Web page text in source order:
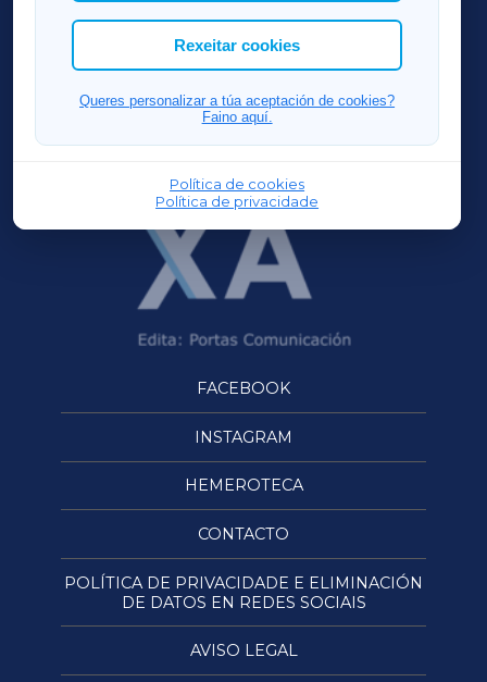
cookies que desexas permitir.
Rexeitar cookies
Queres personalizar a túa aceptación de cookies?
Faino aquí.
Política de cookies
Política de privacidade
ACORUÑAXA
FERROLXA
OURENSEXA
FACEBOOK
INSTAGRAM
HEMEROTECA
CONTACTO
POLÍTICA DE PRIVACIDADE E ELIMINACIÓN
DE DATOS EN REDES SOCIAIS
AVISO LEGAL